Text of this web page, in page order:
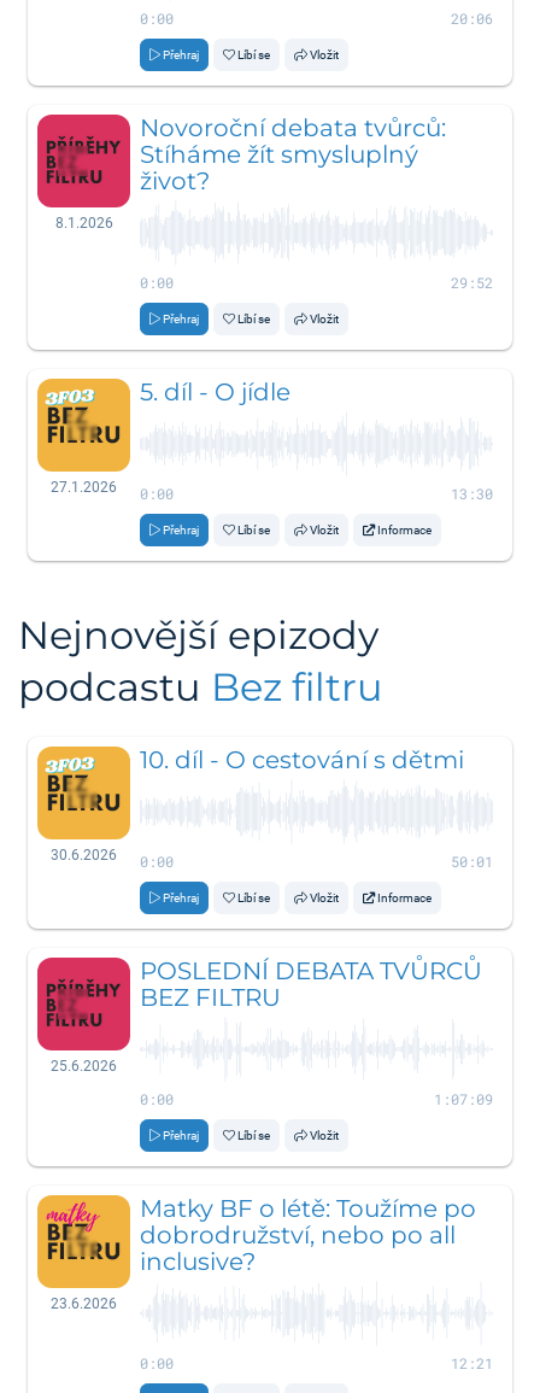
0:00 20:06
Přehraj Líbí se Vložit
8.1.2026
Novoroční debata tvůrců:
Stíháme žít smysluplný
život?
0:00 29:52
Přehraj Líbí se Vložit
27.1.2026
5. díl - O jídle
0:00 13:30
Přehraj Líbí se Vložit Informace
Nejnovější epizody
podcastu Bez filtru
30.6.2026
10. díl - O cestování s dětmi
0:00 50:01
Přehraj Líbí se Vložit Informace
25.6.2026
POSLEDNÍ DEBATA TVŮRCŮ
BEZ FILTRU
0:00 1:07:09
Přehraj Líbí se Vložit
23.6.2026
Matky BF o létě: Toužíme po
dobrodružství, nebo po all
inclusive?
0:00 12:21